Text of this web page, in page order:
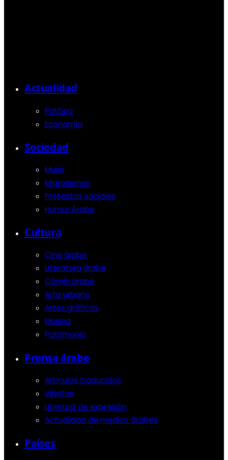
Actualidad
Política
Economía
Sociedad
Mujer
Migraciones
Protestas sociales
Humor Árabe
Cultura
Cine árabe
Literatura árabe
Cómic árabe
Arte urbano
Artes gráficas
Música
Patrimonio
Prensa árabe
Artículos traducidos
Viñetas
Libertad de expresión
Actualidad de medios árabes
Países